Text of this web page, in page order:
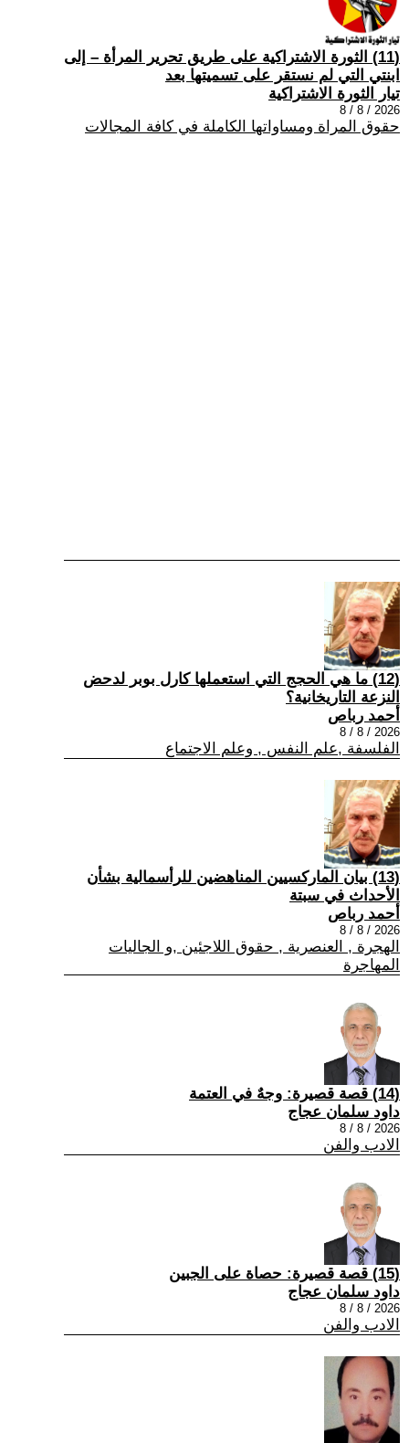
(11) الثورة الاشتراكية على طريق تحرير المرأة – إلى
ابنتي التي لم نستقر على تسميتها بعد
تيار الثورة الاشتراكية
2026 / 8 / 8
حقوق المراة ومساواتها الكاملة في كافة المجالات
(12) ما هي الحجج التي استعملها كارل بوبر لدحض
النزعة التاريخانية؟
أحمد رباص
2026 / 8 / 8
الفلسفة ,علم النفس , وعلم الاجتماع
(13) بيان الماركسيين المناهضين للرأسمالية بشأن
الأحداث في سبتة
أحمد رباص
2026 / 8 / 8
الهجرة , العنصرية , حقوق اللاجئين ,و الجاليات
المهاجرة
(14) قصة قصيرة: وجهٌ في العتمة
داود سلمان عجاج
2026 / 8 / 8
الادب والفن
(15) قصة قصيرة: حصاة على الجبين
داود سلمان عجاج
2026 / 8 / 8
الادب والفن